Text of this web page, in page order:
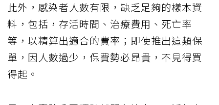
此外，感染者人數有限，缺乏足夠的樣本資
料，包括，存活時間、治療費用、死亡率
等，以精算出適合的費率；即使推出這類保
單，因人數過少，保費勢必昂貴，不見得買
得起。